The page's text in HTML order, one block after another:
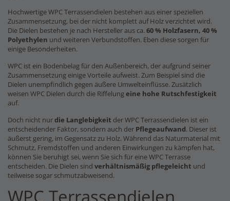
Hochwertige WPC Terrassendielen bestehen aus einer speziellen
Zusammensetzung, bei der nicht komplett auf Holz verzichtet wird.
Die Dielen bestehen je nach Hersteller aus ca. 60 % Holzfasern, 40 %
Polyethylen und weiteren Verbundstoffen. Eben diese sorgen für
einige Besonderheiten.
WPC ist ein Bodenbelag für den Außenbereich, der aufgrund seiner
Zusammensetzung einige Vorteile aufweist. Zum Beispiel sind die
Dielen unempfindlich gegen äußere Umwelteinflüsse. Zusätzlich
weisen WPC Dielen durch die Riffelungeine hohe Rutschfestigkeit
auf.
Doch nicht nurdie Langlebigkeit der WPC Terrassendielen ist ein
entscheidender Faktor, sondern auch der Pflegeaufwand. Dieser ist
äußerst gering, im Gegensatz zu Holz. Während das Naturmaterial mit
Schmutz, Fremdstoffen und anderen Einwirkungen zu kämpfen hat,
können Sie beruhigt sei, wenn Sie sich für eine WPC Terrasse
entscheiden. Die Dielen sind verhältnismäßig pflegeleicht und
teilweise sogar schmutzabweisend.